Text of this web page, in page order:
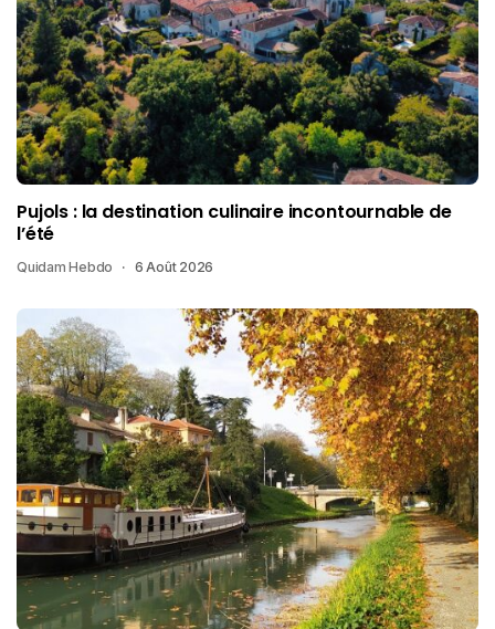
Pujols : la destination culinaire incontournable de
l’été
Quidam Hebdo 6 Août 2026